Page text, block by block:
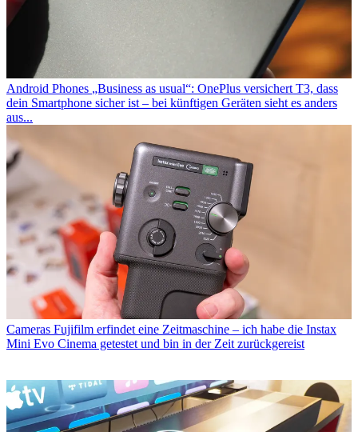
Android Phones „Business as usual“: OnePlus versichert T3, dass
dein Smartphone sicher ist – bei künftigen Geräten sieht es anders
aus...
Cameras Fujifilm erfindet eine Zeitmaschine – ich habe die Instax
Mini Evo Cinema getestet und bin in der Zeit zurückgereist